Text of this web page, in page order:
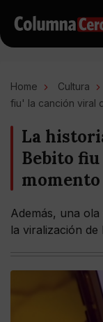
Home Cultura
fiu' la canción viral
La
Bebito
momento
Además, una
la viralización